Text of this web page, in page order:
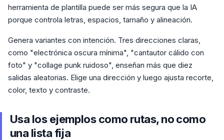
herramienta de plantilla puede ser más segura que la IA
porque controla letras, espacios, tamaño y alineación.
Genera variantes con intención. Tres direcciones claras,
como "electrónica oscura mínima", "cantautor cálido con
foto" y "collage punk ruidoso", enseñan más que diez
salidas aleatorias. Elige una dirección y luego ajusta recorte,
color, texto y contraste.
Usa los ejemplos como rutas, no como
una lista fija